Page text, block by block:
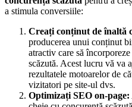
a stimula conversiile:
Creați conținut de înaltă
producerea unui conținut
atractiv care să
scăzută. Acest lucru vă va
rezultatele motoarelor de
vizitatori pe site-ul dvs.
Optimizați SEO on-page: